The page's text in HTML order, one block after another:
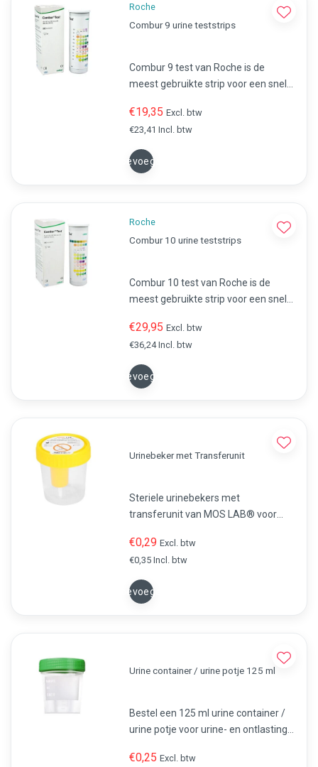
Roche
Combur 9 urine teststrips
Combur 9 test van Roche is de
meest gebruikte strip voor een snelle
de urine testen op. Eiwit, Glucose,
Ketonen, Nitriet, Leukocyten, pH,
Bloed Bilirubine, Urobilinogeen.
€19,35 Excl. btw
€23,41 Incl. btw
Toevoegen
Roche
Combur 10 urine teststrips
Combur 10 test van Roche is de
meest gebruikte strip voor een snelle
de urine testen op. Bestel uw
Combur 10 nu online!
€29,95 Excl. btw
€36,24 Incl. btw
Toevoegen
Urinebeker met Transferunit
Steriele urinebekers met
transferunit van MOS LAB® voor
gecertificeerd, ISO 9001,
wegwerpbaar en met etiketveld.
€0,29 Excl. btw
€0,35 Incl. btw
Toevoegen
Urine container / urine potje 125 ml
Bestel een 125 ml urine container /
urine potje voor urine- en ontlasting
polypropyleen, groen
€0,25 Excl. btw